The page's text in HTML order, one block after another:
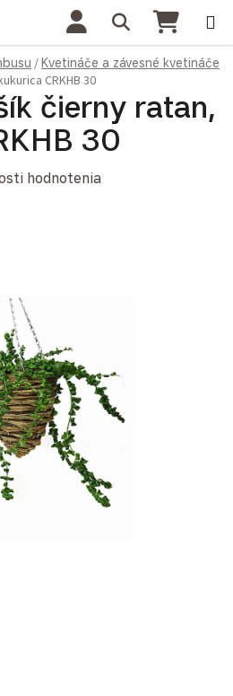
Hľadať
/Kvetináče a závesné kvetináče
CRKHB 30
čierny ratan,
30
je 0,0 z 5 hviezdičiek.
hodnotenia